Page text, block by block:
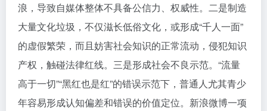
浪，导致自媒体整体不具备公信力、权威性。二是制造
大量文化垃圾，不仅滋长低俗文化，或形成“千人一面”
的虚假繁荣，而且妨害社会知识的正常流动，侵犯知识
产权，触碰法律红线。三是形成社会不良示范。“流量
高于一切”“黑红也是红”的错误示范下，普通人尤其青少
年容易形成认知偏差和错误的价值定位。新浪微博一项